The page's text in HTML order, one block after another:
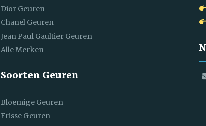
Dior Geuren
Chanel Geuren
Jean Paul Gaultier Geuren
Alle Merken
Soorten Geuren
Bloemige Geuren
Frisse Geuren